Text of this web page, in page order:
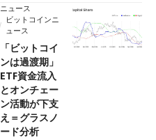
ニュース
ビットコインニ
ュース
「ビットコイ
ンは過渡期」
ETF資金流入
とオンチェー
ン活動が下支
え＝グラスノ
ード分析